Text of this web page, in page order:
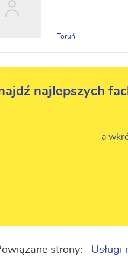
Toruń
najlepszych
a
strony: Usługi